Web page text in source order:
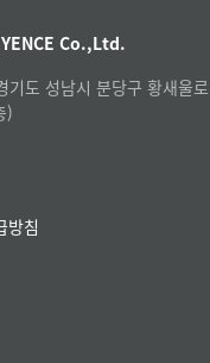
Co.,Ltd.
도 성남시 분당구 황새울
)
방침